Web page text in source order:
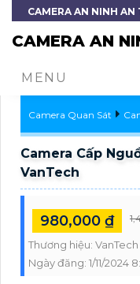
CAMERA AN NINH AN
CAMERA AN
MENU
Camera Quan Sát
Camera Cấp
VanTech
980,000 ₫
Thương hiệu: VanTech
Ngày đăng: 1/11/2024